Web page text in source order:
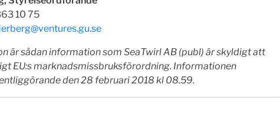
10 75
är sådan information som SeaTwirl AB (publ) är skyldigt att
EU:s marknadsmissbruksförordning. Informationen
den 28 februari 2018 kl 08.59.